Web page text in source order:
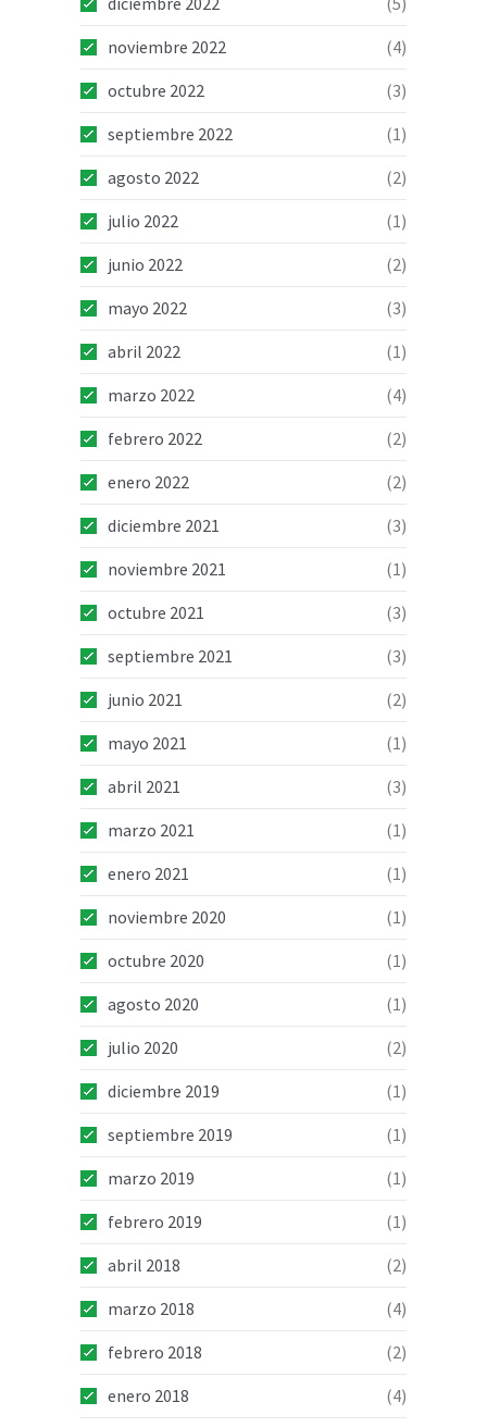
noviembre 2022
(4)
octubre 2022
(3)
septiembre 2022
(1)
agosto 2022
(2)
julio 2022
(1)
junio 2022
(2)
mayo 2022
(3)
abril 2022
(1)
marzo 2022
(4)
febrero 2022
(2)
enero 2022
(2)
diciembre 2021
(3)
noviembre 2021
(1)
octubre 2021
(3)
septiembre 2021
(3)
junio 2021
(2)
mayo 2021
(1)
abril 2021
(3)
marzo 2021
(1)
enero 2021
(1)
noviembre 2020
(1)
octubre 2020
(1)
agosto 2020
(1)
julio 2020
(2)
diciembre 2019
(1)
septiembre 2019
(1)
marzo 2019
(1)
febrero 2019
(1)
abril 2018
(2)
marzo 2018
(4)
febrero 2018
(2)
enero 2018
(4)